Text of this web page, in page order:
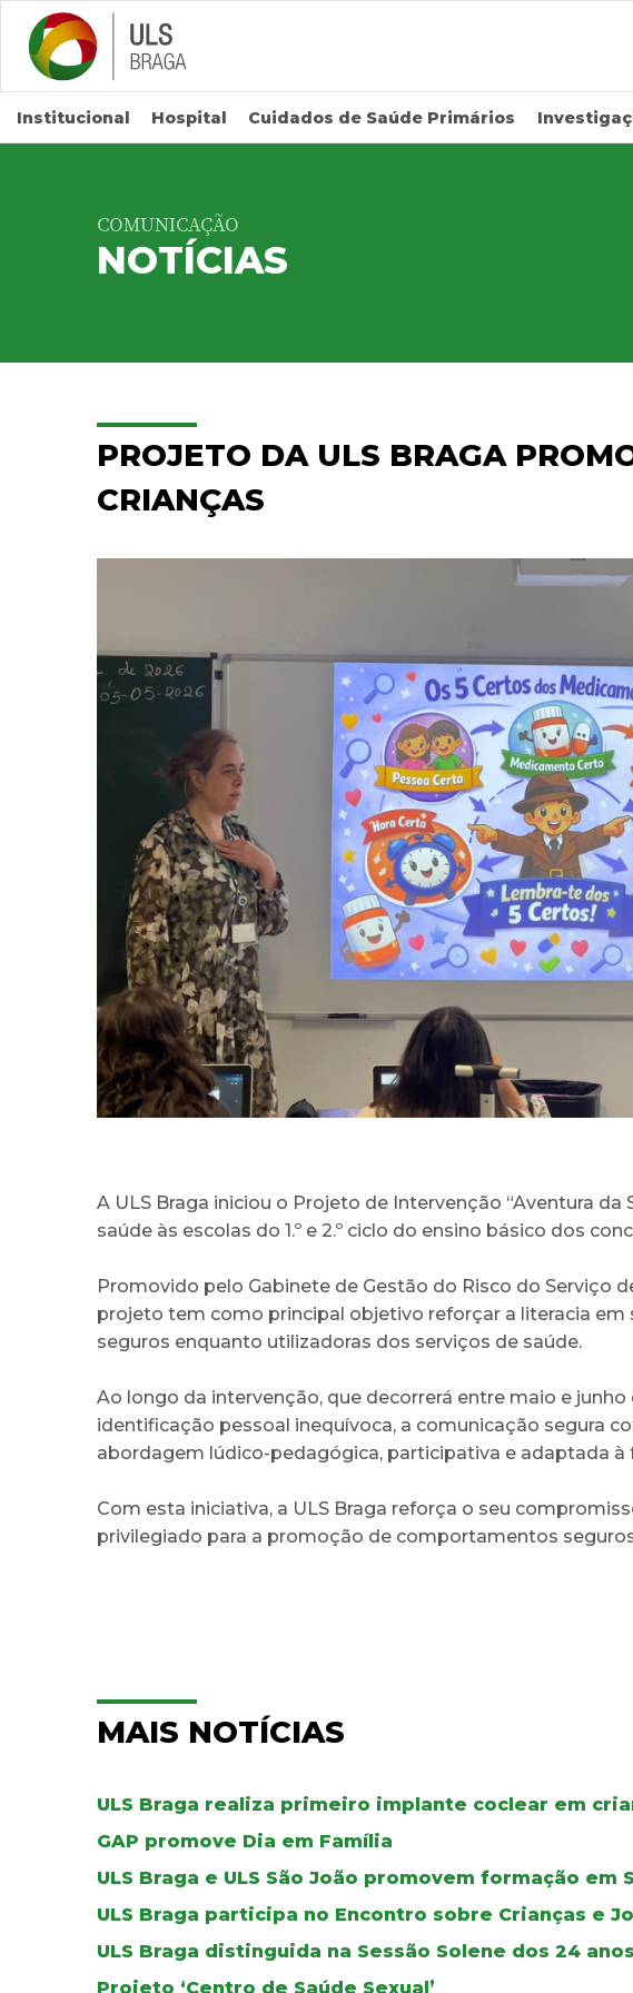
Saltar para conteúdo principal
Institucional Hospital Cuidados de Saúde Primários
COMUNICAÇÃO
NOTÍCIAS
PROJETO DA ULS BRAGA
CRIANÇAS
A ULS Braga iniciou o Projeto de Intervenção “Aventura
saúde às escolas do 1.º e 2.º ciclo do ensino básico dos
Promovido pelo Gabinete de Gestão do Risco do Serviço
projeto tem como principal objetivo reforçar a literacia
seguros enquanto utilizadoras dos serviços de saúde.
Ao longo da intervenção, que decorrerá entre maio e
identificação pessoal inequívoca, a comunicação segura
abordagem lúdico-pedagógica, participativa e adaptada
Com esta iniciativa, a ULS Braga reforça o seu
privilegiado para a promoção de comportamentos
MAIS NOTÍCIAS
ULS Braga realiza primeiro implante coclear em
GAP promove Dia em Família
ULS Braga e ULS São João promovem formação em
ULS Braga participa no Encontro sobre Crianças e
ULS Braga distinguida na Sessão Solene dos 24 anos
Projeto ‘Centro de Saúde Sexual’